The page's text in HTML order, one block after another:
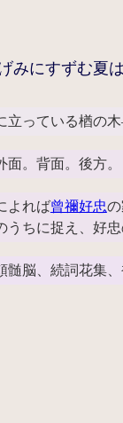
みにすずむ夏
立っている楢の
。背面。後方。
よれば曾禰好忠
ちに捉え、好忠
髄脳、続詞花集